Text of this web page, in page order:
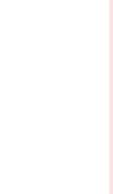
ちょこっと
えびの風味が